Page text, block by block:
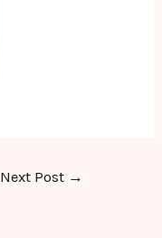
Next Post →